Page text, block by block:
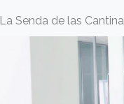
La Senda de las